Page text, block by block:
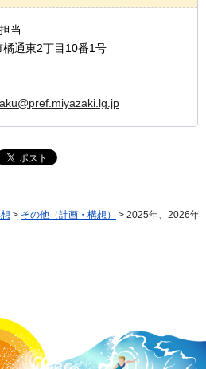
当
通東2丁目10番1号
> その他（計画・構想）
> 2025年、2026年